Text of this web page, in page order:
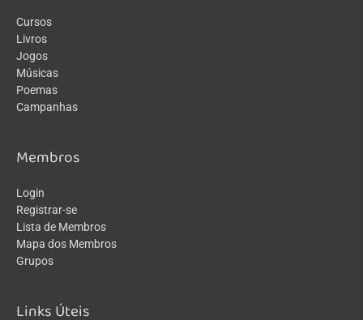
Cursos
Livros
Jogos
Músicas
Poemas
Campanhas
Membros
Login
Registrar-se
Lista de Membros
Mapa dos Membros
Grupos
Links Úteis